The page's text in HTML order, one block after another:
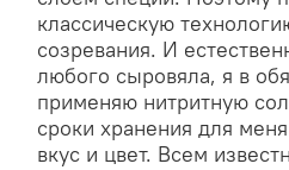
классическую
созревания. И
любого сыровяла, я в
применяю нитритную
сроки хранения для
вкус и цвет. Всем